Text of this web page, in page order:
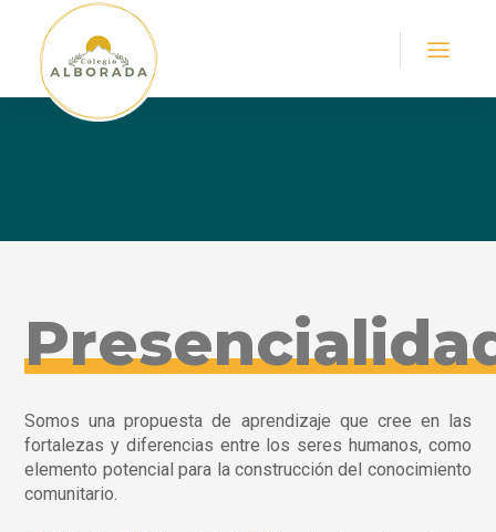
Somos una propuesta de aprendizaje que cree en las
fortalezas y diferencias entre los seres humanos, como
elemento potencial para la construcción del conocimiento
comunitario.